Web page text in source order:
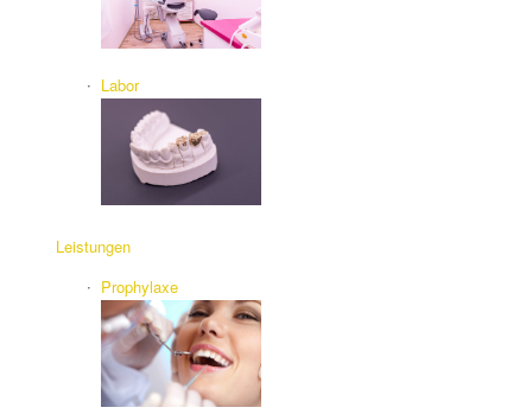
Labor
Leistungen
Prophylaxe